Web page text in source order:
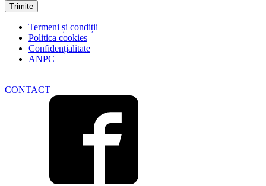
Termeni și condiții
Politica cookies
Confidențialitate
ANPC
CONTACT